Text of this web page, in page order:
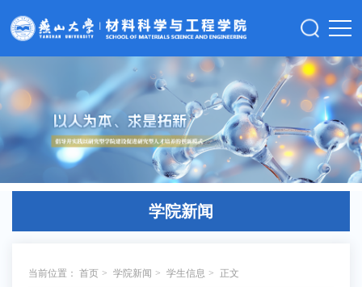
学院新闻
当前位置： 首页 > 学院新闻 > 学生信息 > 正文